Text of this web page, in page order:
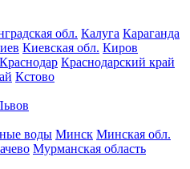
обл. Калуга Караганда
Киевская обл. Киров
Краснодар Краснодарский край
Кстово
воды Минск Минская обл.
Мурманская область